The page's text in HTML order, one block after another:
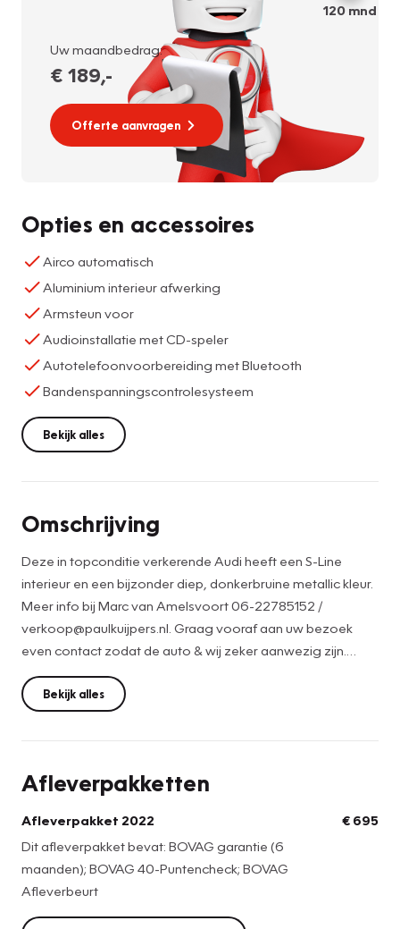
120mnd
Uw maandbedrag:
€ 189,-
Offerte aanvragen
Opties en accessoires
Airco automatisch
Aluminium interieur afwerking
Armsteun voor
Audioinstallatie met CD-speler
Autotelefoonvoorbereiding met Bluetooth
Bandenspanningscontrolesysteem
Bekijk alles
Omschrijving
Deze in topconditie verkerende Audi heeft een S-Line
interieur en een bijzonder diep, donkerbruine metallic kleur.
Meer info bij Marc van Amelsvoort 06-22785152 /
verkoop@paulkuijpers.nl. Graag vooraf aan uw bezoek
even contact zodat de auto & wij zeker aanwezig zijn.
Servicepakket tegen meerprijs € 695,-.
Ondanks zorgvuldige ingave zijn specificaties &
leverbaarheid voorbehouden en kunnen hieraan geen
Bekijk alles
Afleverpakketten
Afleverpakket 2022
Dit afleverpakket bevat: BOVAG garantie (6
maanden); BOVAG 40-Puntencheck; BOVAG
Afleverbeurt
€ 695